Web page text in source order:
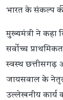
भारत के संकल्प
मुख्यमंत्री ने कहा
सर्वोच्च
स्वस्थ छत्तीसगढ़
जायसवाल के
उल्लेखनीय कार्य